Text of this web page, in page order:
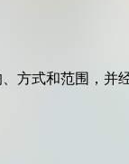
方式和范围，并